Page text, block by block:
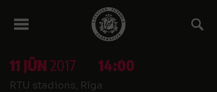
11 JŪN2017 14:00
RTU stadions, Rīga